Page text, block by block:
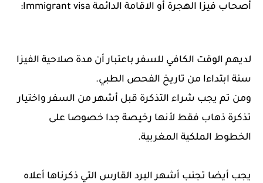
أصحاب فيزا الهجرة أو الاقامة الدائمة Immigrant visa:
لديهم الوقت الكافي للسفر باعتبار أن مدة صلاحية الفيزا
سنة ابتداءا من تاريخ الفحص الطبي.
ومن تم يجب شراء التذكرة قبل أشهر من السفر واختيار
تذكرة ذهاب فقط لأنها رخيصة جدا خصوصا على
الخطوط الملكية المغربية.
يجب أيضا تجنب أشهر البرد القارس التي ذكرناها أعلاه